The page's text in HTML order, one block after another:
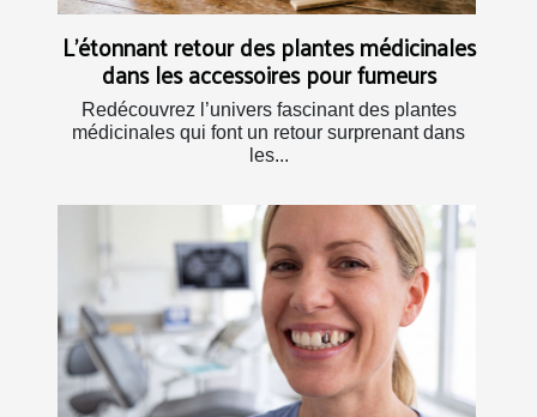
L’étonnant retour des plantes médicinales
dans les accessoires pour fumeurs
Redécouvrez l’univers fascinant des plantes
médicinales qui font un retour surprenant dans
les...